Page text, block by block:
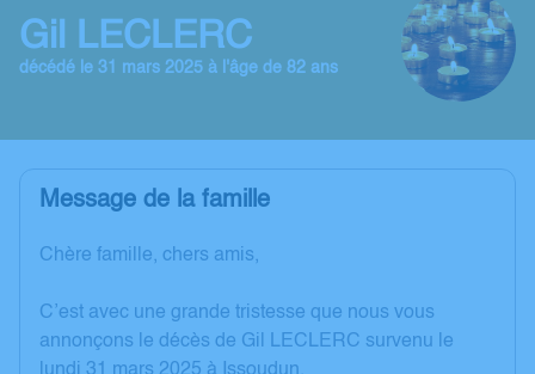
Gil LECLERC
décédé le 31 mars 2025 à l'âge de 82 ans
Message de la famille
Chère famille, chers amis,
C’est avec une grande tristesse que nous vous
annonçons le décès de Gil LECLERC survenu le